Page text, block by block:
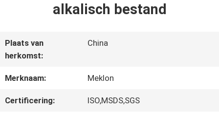
OVER
ONS
alkalisch bestand
Plaats van
herkomst:
China
Merknaam: Meklon
Certificering: ISO,MSDS,SGS